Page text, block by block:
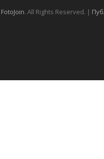
FotoJoin. All Rights Reserved. |